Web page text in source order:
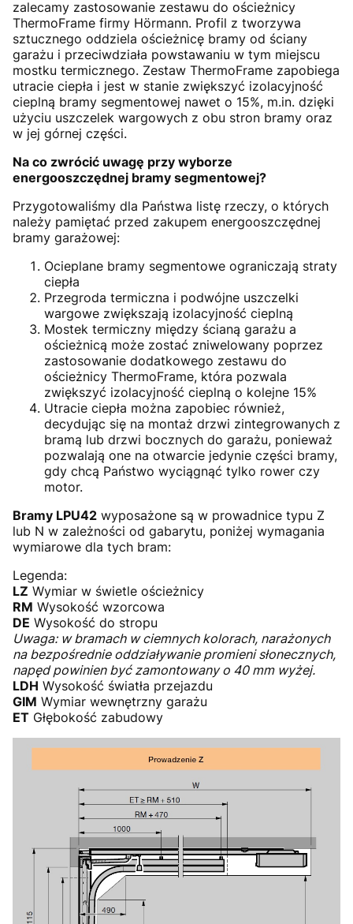
zalecamy zastosowanie zestawu do ościeżnicy
ThermoFrame firmy Hörmann. Profil z tworzywa
sztucznego oddziela ościeżnicę bramy od ściany
garażu i przeciwdziała powstawaniu w tym miejscu
mostku termicznego. Zestaw ThermoFrame zapobiega
utracie ciepła i jest w stanie zwiększyć izolacyjność
cieplną bramy segmentowej nawet o 15%, m.in. dzięki
użyciu uszczelek wargowych z obu stron bramy oraz
w jej górnej części.
Na co zwrócić uwagę przy wyborze
energooszczędnej bramy segmentowej?
Przygotowaliśmy dla Państwa listę rzeczy, o których
należy pamiętać przed zakupem energooszczędnej
bramy garażowej:
Ocieplane bramy segmentowe ograniczają straty
ciepła
Przegroda termiczna i podwójne uszczelki
wargowe zwiększają izolacyjność cieplną
Mostek termiczny między ścianą garażu a
ościeżnicą może zostać zniwelowany poprzez
zastosowanie dodatkowego zestawu do
ościeżnicy ThermoFrame, która pozwala
zwiększyć izolacyjność cieplną o kolejne 15%
Utracie ciepła można zapobiec również,
decydując się na montaż drzwi zintegrowanych z
bramą lub drzwi bocznych do garażu, ponieważ
pozwalają one na otwarcie jedynie części bramy,
gdy chcą Państwo wyciągnąć tylko rower czy
motor.
Bramy LPU42 wyposażone są w prowadnice typu Z
lub N w zależności od gabarytu, poniżej wymagania
wymiarowe dla tych bram:
Legenda:
LZ Wymiar w świetle ościeżnicy
RM Wysokość wzorcowa
DE Wysokość do stropu
Uwaga: w bramach w ciemnych kolorach, narażonych
na bezpośrednie oddziaływanie promieni słonecznych,
napęd powinien być zamontowany o 40 mm wyżej.
LDH Wysokość światła przejazdu
GIM Wymiar wewnętrzny garażu
ET Głębokość zabudowy